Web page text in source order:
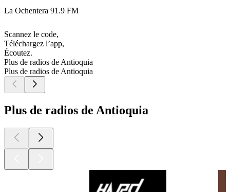
La Ochentera 91.9 FM
Scannez le code,
Téléchargez l’app,
Écoutez.
Plus de radios de Antioquia
Plus de radios de Antioquia
Plus de radios de Antioquia